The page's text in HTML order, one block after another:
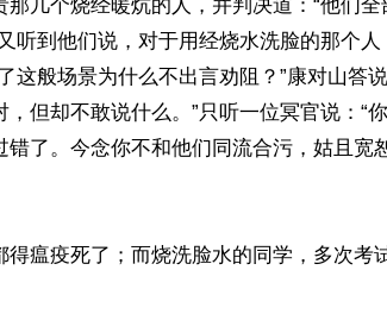
几个烧经暖炕的人，并判决道：“他们
听到他们说，对于用经烧水洗脸的那个
这般场景为什么不出言劝阻？”康对山答
但却不敢说什么。”只听一位冥官说：“
了。今念你不和他们同流合污，姑且宽
瘟疫死了；而烧洗脸水的同学，多次考